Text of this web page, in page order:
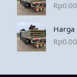
Rp0.00
Harga
Rp0.00